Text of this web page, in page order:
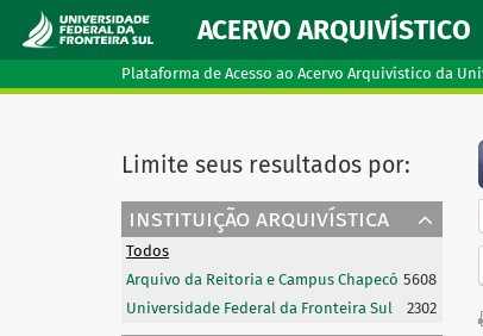
ACERVO ARQUIVÍSTICO
Plataforma de Acesso ao Acervo Arquivístico da
Limite seus resultados por:
instituição arquivística
Todos
Arquivo da Reitoria e Campus Chapecó 5608
Universidade Federal da Fronteira Sul
2302